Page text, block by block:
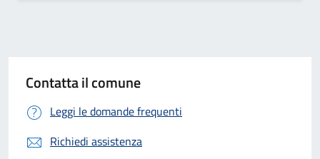
Contatta il comune
Leggi le domande frequenti
Richiedi assistenza